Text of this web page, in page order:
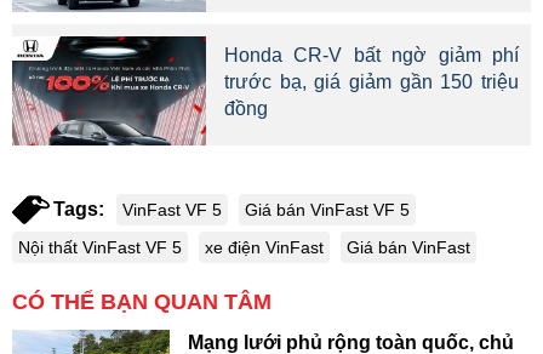
Honda CR-V bất ngờ giảm phí
trước bạ, giá giảm gần 150 triệu
đồng
Tags: VinFast VF 5
Giá bán VinFast VF 5
Nội thất VinFast VF 5
xe điện VinFast Giá bán VinFast
CÓ THỂ BẠN QUAN TÂM
Mạng lưới phủ rộng toàn quốc, chủ